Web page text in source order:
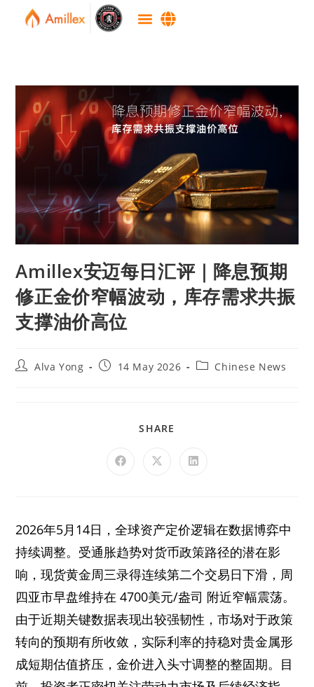
Amillex安迈每日汇评｜降息预期
修正金价窄幅波动，库存需求共振
支撑油价高位
Alva Yong 14 May 2026 Chinese News
SHARE
2026年5月14日，全球资产定价逻辑在数据博弈中
持续调整。受通胀趋势对货币政策路径的潜在影
响，现货黄金周三录得连续第二个交易日下滑，周
四亚市早盘维持在 4700美元/盎司 附近窄幅震荡。
由于近期关键数据表现出较强韧性，市场对于政策
转向的预期有所收敛，实际利率的持稳对贵金属形
成短期估值挤压，金价进入头寸调整的整固期。目